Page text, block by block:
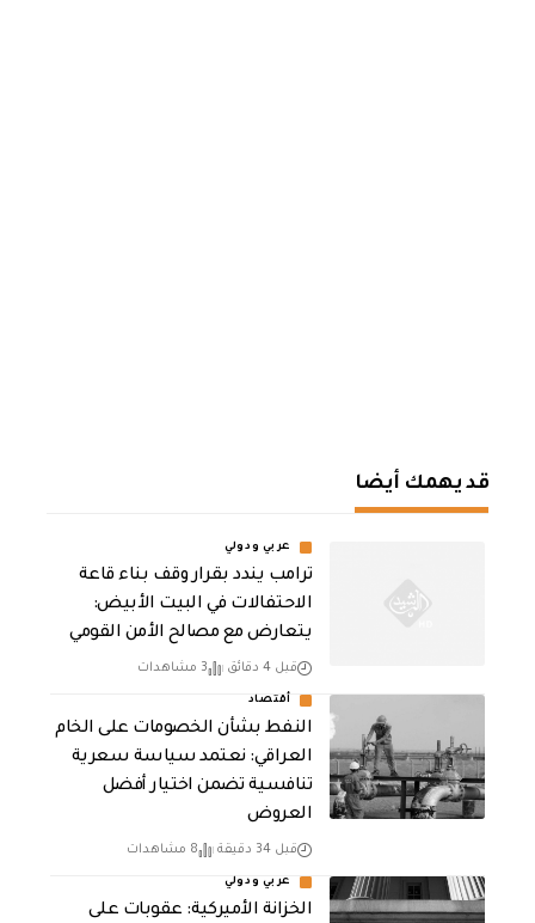
قد يهمك أيضا
عربي ودولي
ترامب يندد بقرار وقف بناء قاعة
الاحتفالات في البيت الأبيض:
يتعارض مع مصالح الأمن القومي
قبل 4 دقائق 3 مشاهدات
أقتصاد
النفط بشأن الخصومات على الخام
العراقي: نعتمد سياسة سعرية
تنافسية تضمن اختيار أفضل
العروض
قبل 34 دقيقة 8 مشاهدات
عربي ودولي
الخزانة الأميركية: عقوبات على